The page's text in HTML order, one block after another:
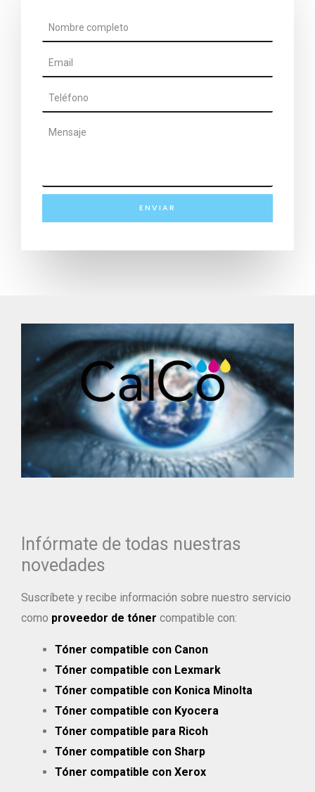
ENVIAR
Infórmate de todas nuestras
novedades
Suscríbete y recibe información sobre nuestro servicio
como proveedor de tóner compatible con:
Tóner compatible con Canon
Tóner compatible con Lexmark
Tóner compatible con Konica Minolta
Tóner compatible con Kyocera
Tóner compatible para Ricoh
Tóner compatible con Sharp
Tóner compatible con Xerox